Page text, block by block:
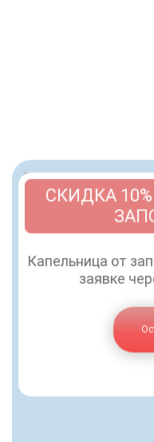
СКИДКА
Капельница от
заявке